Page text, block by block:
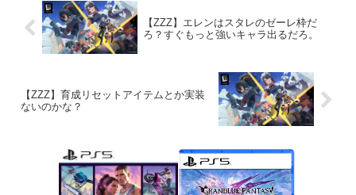
【ZZZ】エレンはスタレのゼーレ枠だ
ろ？すぐもっと強いキャラ出るだろ。
【ZZZ】育成リセットアイテムとか実装
ないのかな？